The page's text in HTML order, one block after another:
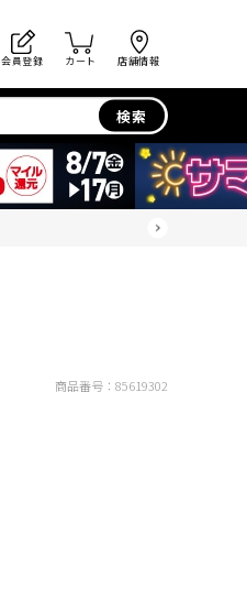
会員登録 カート 店舗情報
検索
商品番号： 85619302